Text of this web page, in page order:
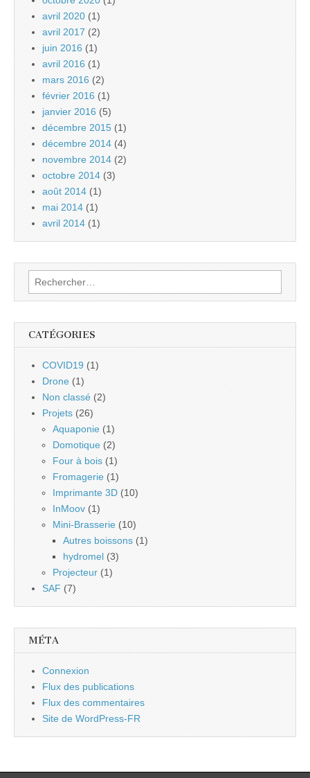
avril 2020 (1)
avril 2017 (2)
juin 2016 (1)
avril 2016 (1)
mars 2016 (2)
février 2016 (1)
janvier 2016 (5)
décembre 2015 (1)
décembre 2014 (4)
novembre 2014 (2)
octobre 2014 (3)
août 2014 (1)
mai 2014 (1)
avril 2014 (1)
Rechercher :
CATÉGORIES
COVID19 (1)
Drone (1)
Non classé (2)
Projets (26)
Aquaponie (1)
Domotique (2)
Four à bois (1)
Fromagerie (1)
Imprimante 3D (10)
InMoov (1)
Mini-Brasserie (10)
Autres boissons (1)
hydromel (3)
Projecteur (1)
SAF (7)
MÉTA
Connexion
Flux des publications
Flux des commentaires
Site de WordPress-FR